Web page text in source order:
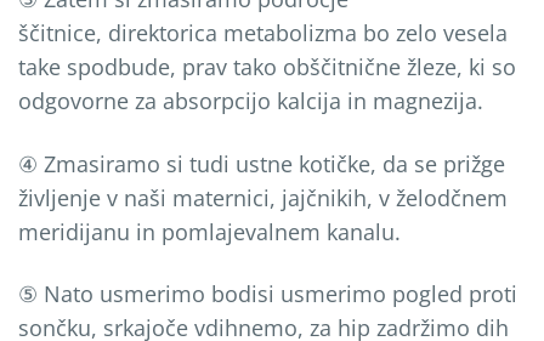
ščitnice, direktorica metabolizma bo zelo vesela
take spodbude, prav tako obščitnične žleze, ki so
odgovorne za absorpcijo kalcija in magnezija.
④ Zmasiramo si tudi ustne kotičke, da se prižge
življenje v naši maternici, jajčnikih, v želodčnem
meridijanu in pomlajevalnem kanalu.
⑤ Nato usmerimo bodisi usmerimo pogled proti
sončku, srkajoče vdihnemo, za hip zadržimo dih